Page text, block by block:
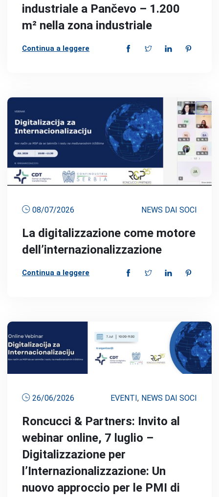
industriale a Pančevo – 1.200
m² nella zona industriale
Continua a leggere
08/07/2026 NEWS DAI SOCI
La digitalizzazione come motore
dell’internazionalizzazione
Continua a leggere
26/06/2026 EVENTI , NEWS DAI SOCI
Roncucci & Partners: Invito al
webinar online, 7 luglio –
Digitalizzazione per
l’Internazionalizzazione: Un
nuovo approccio per le PMI di